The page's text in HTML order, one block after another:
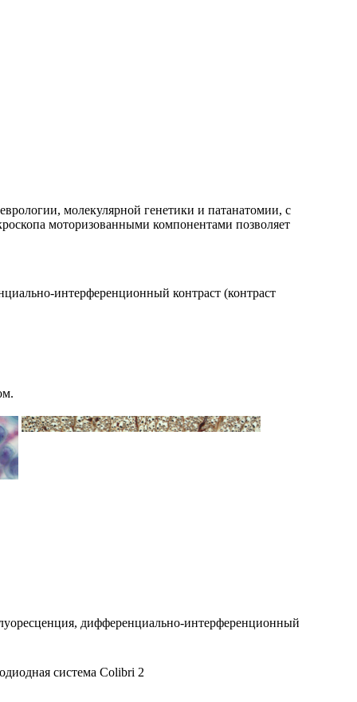
молекулярной генетики и патанатомии, с
моторизованными компонентами позволяет
интерференционный контраст (контраст
дифференциально-интерференционный
система Colibri 2